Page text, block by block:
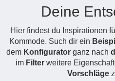
Massivholzschrank
Hängeschrank
Hängeboard
TV-Möbel
aus
Massivholz
Deine
Hier findest du Inspirationen
Kommode. Such dir ein
dem Konfiguratorganz nach
im Filterweitere
Vorschläge
Fronten renovieren
Für Dachschrägen
Hängeboards
White Living